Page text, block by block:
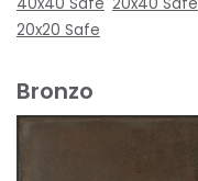
20x20 Safe
Bronzo